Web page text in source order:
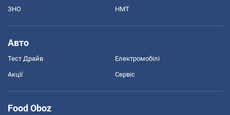
ЗНО НМТ
Авто
Тест Драйв Електромобілі
Акції Сервіс
Food Oboz